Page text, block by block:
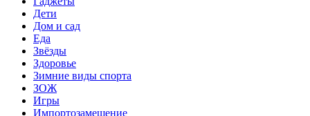
Дети
Дом и сад
Еда
Звёзды
Здоровье
Зимние виды спорта
ЗОЖ
Игры
Импортозамещение